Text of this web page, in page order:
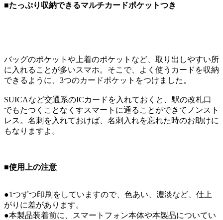
■たっぷり収納できるマルチカードポケットつき
バッグのポケットや上着のポケットなど、取り出しやすい所
に入れることが多いスマホ。そこで、よく使うカードを収納
できるように、3つのカードポケットをつけました。
SUICAなど交通系のICカードを入れておくと、駅の改札口
でもたつくことなくすスマートに通ることができてノンスト
レス。名刺を入れておけば、名刺入れを忘れた時のお助けに
もなりますよ。
■使用上の注意
●1つずつ印刷をしていますので、色あい、濃淡など、仕上
がりに差があります。
●本製品装着前に、スマートフォン本体や本製品についてい